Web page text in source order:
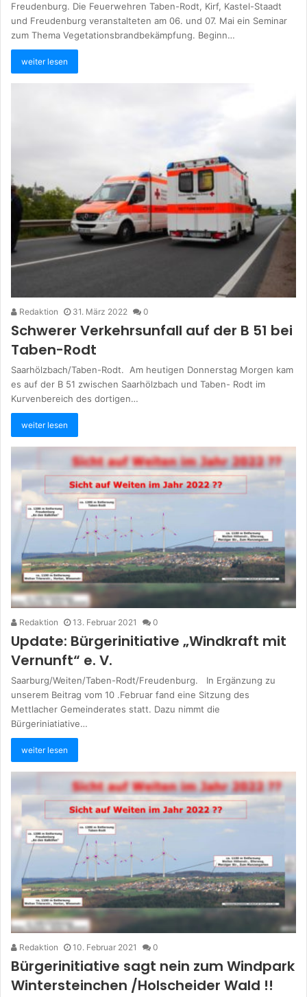
Freudenburg. Die Feuerwehren Taben-Rodt, Kirf, Kastel-Staadt
und Freudenburg veranstalteten am 06. und 07. Mai ein Seminar
zum Thema Vegetationsbrandbekämpfung. Beginn…
weiter lesen
Redaktion 31. März 2022 0
Schwerer Verkehrsunfall auf der B 51 bei
Taben-Rodt
Saarhölzbach/Taben-Rodt. Am heutigen Donnerstag Morgen kam
es auf der B 51 zwischen Saarhölzbach und Taben- Rodt im
Kurvenbereich des dortigen…
weiter lesen
Redaktion 13. Februar 2021 0
Update: Bürgerinitiative „Windkraft mit
Vernunft“ e. V.
Saarburg/Weiten/Taben-Rodt/Freudenburg. In Ergänzung zu
unserem Beitrag vom 10 .Februar fand eine Sitzung des
Mettlacher Gemeinderates statt. Dazu nimmt die
Bürgeriniatiative…
weiter lesen
Redaktion 10. Februar 2021 0
Bürgerinitiative sagt nein zum Windpark
Wintersteinchen /Holscheider Wald !!